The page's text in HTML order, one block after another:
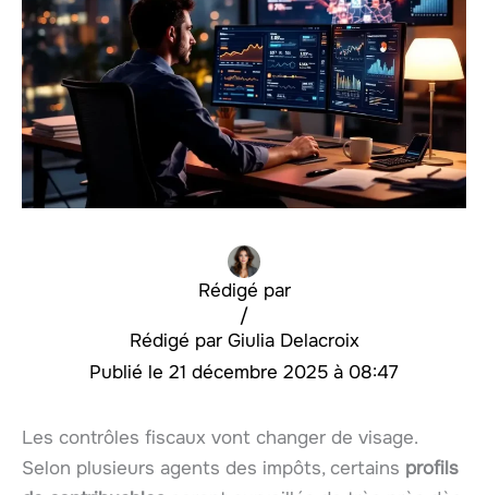
Rédigé par
Giulia Delacroix
/
21 décembre 2025 à 08:47
Les contrôles fiscaux vont changer de visage.
Selon plusieurs agents des impôts, certains profils